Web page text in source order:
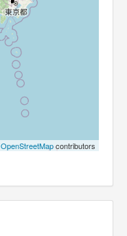
OpenStreetMapcontributors